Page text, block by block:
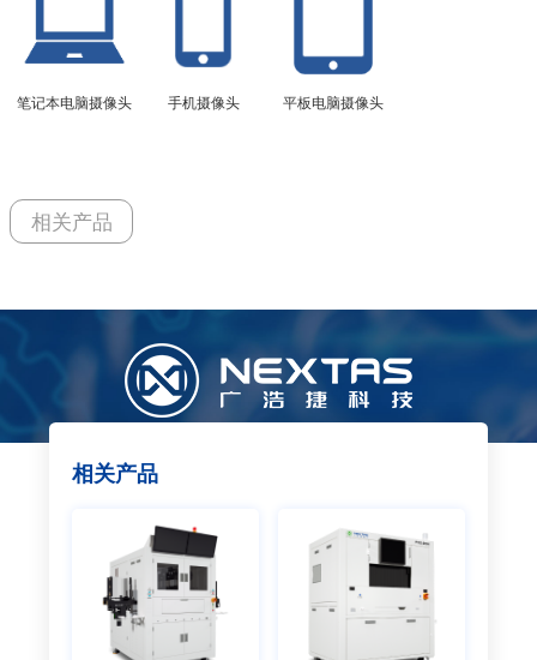
笔记本电脑摄像头 手机摄像头 平板电脑摄像头
相关产品
相关产品